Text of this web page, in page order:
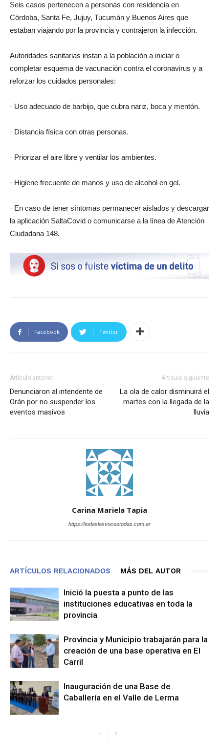
Seis casos pertenecen a personas con residencia en
Córdoba, Santa Fe, Jujuy, Tucumán y Buenos Aires que
estaban viajando por la provincia y contrajeron la infección.
Autoridades sanitarias instan a la población a iniciar o
completar esquema de vacunación contra el coronavirus y a
reforzar los cuidados personales:
· Uso adecuado de barbijo, que cubra nariz, boca y mentón.
· Distancia física con otras personas.
· Priorizar el aire libre y ventilar los ambientes.
· Higiene frecuente de manos y uso de alcohol en gel.
· En caso de tener síntomas permanecer aislados y descargar
la aplicación SaltaCovid o comunicarse a la línea de Atención
Ciudadana 148.
Facebook Twitter
Artículo anterior
Denunciaron al intendente de
Orán por no suspender los
eventos masivos
Artículo siguiente
La ola de calor disminuirá el
martes con la llegada de la
lluvia
Carina Mariela Tapia
https://todaslasvocestodas.com.ar
ARTÍCULOS RELACIONADOS MÁS DEL AUTOR
Inició la puesta a punto de las
instituciones educativas en toda la
provincia
Provincia y Municipio trabajarán para la
creación de una base operativa en El
Carril
Inauguración de una Base de
Caballería en el Valle de Lerma